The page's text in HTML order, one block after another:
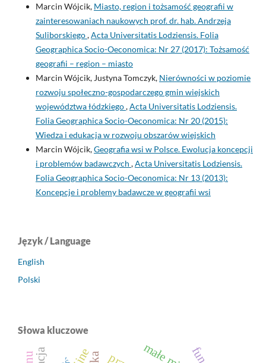
Marcin Wójcik, Miasto, region i tożsamość geografii w
zainteresowaniach naukowych prof. dr. hab. Andrzeja
Suliborskiego,Acta Universitatis Lodziensis. Folia
Geographica Socio-Oeconomica: Nr 27 (2017): Tożsamość
geografii – region – miasto
Marcin Wójcik, Justyna Tomczyk, Nierówności w poziomie
rozwoju społeczno-gospodarczego gmin wiejskich
województwa łódzkiego,Acta Universitatis Lodziensis.
Folia Geographica Socio-Oeconomica: Nr 20 (2015):
Wiedza i edukacja w rozwoju obszarów wiejskich
Marcin Wójcik,Geografia wsi w Polsce. Ewolucja koncepcji
i problemów badawczych ,Acta Universitatis Lodziensis.
Folia Geographica Socio-Oeconomica: Nr 13 (2013):
Koncepcje i problemy badawcze w geografii wsi
Język / Language
English
Polski
Słowa kluczowe